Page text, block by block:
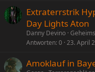
Extraterrstrik
Day Lights Aton
Danny Devino
Antworten 0 23. April
Amoklauf in